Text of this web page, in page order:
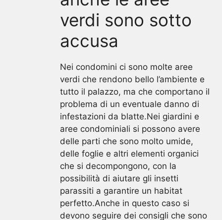
verdi sono sotto
accusa
Nei condomini ci sono molte aree
verdi che rendono bello l’ambiente e
tutto il palazzo, ma che comportano il
problema di un eventuale danno di
infestazioni da blatte.Nei giardini e
aree condominiali si possono avere
delle parti che sono molto umide,
delle foglie e altri elementi organici
che si decompongono, con la
possibilità di aiutare gli insetti
parassiti a garantire un habitat
perfetto.Anche in questo caso si
devono seguire dei consigli che sono